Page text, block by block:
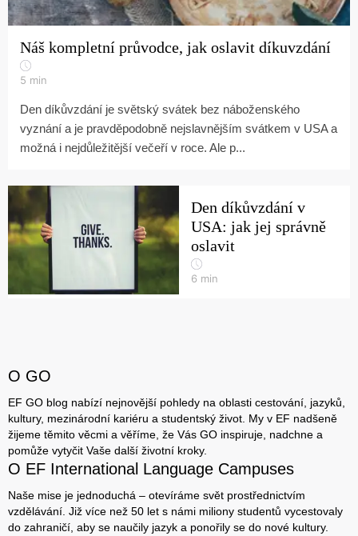
Náš kompletní průvodce, jak oslavit díkuvzdání
5 min
Den díkůvzdání je světský svátek bez náboženského
vyznání a je pravděpodobně nejslavnějším svátkem v USA a
možná i nejdůležitější večeří v roce. Ale p...
Den díkůvzdání v
USA: jak jej správně
oslavit
6 min
O GO
EF GO blog nabízí nejnovější pohledy na oblasti cestování, jazyků,
kultury, mezinárodní kariéru a studentský život. My v EF nadšeně
žijeme těmito věcmi a věříme, že Vás GO inspiruje, nadchne a
pomůže vytyčit Vaše další životní kroky.
O EF International Language Campuses
Naše mise je jednoduchá – otevíráme svět prostřednictvím
vzdělávání. Již více než 50 let s námi miliony studentů vycestovaly
do zahraničí, aby se naučily jazyk a ponořily se do nové kultury.